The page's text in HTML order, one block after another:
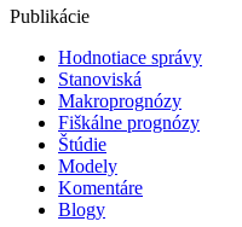
Publikácie
Hodnotiace správy
Stanoviská
Makroprognózy
Fiškálne prognózy
Štúdie
Modely
Komentáre
Blogy